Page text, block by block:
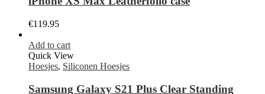
€119.95
Add to cart
Quick View
Hoesjes, Siliconen Hoesjes
Samsung Galaxy S21 Plus Clear Standing